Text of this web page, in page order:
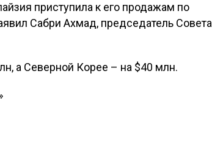
приступила к его продажам по
Сабри Ахмад, председатель Совета
а Северной Корее – на $40 млн.